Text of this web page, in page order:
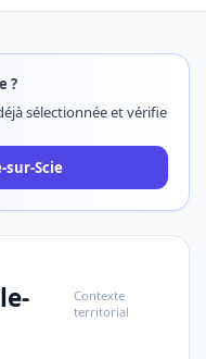
?
sélectionnée et vérifie
sur-Scie
Contexte
territorial